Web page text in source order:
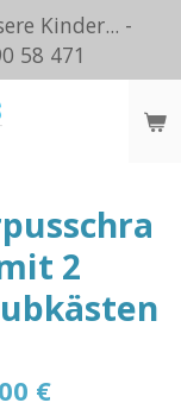
Kinder... -
58 471
2
€